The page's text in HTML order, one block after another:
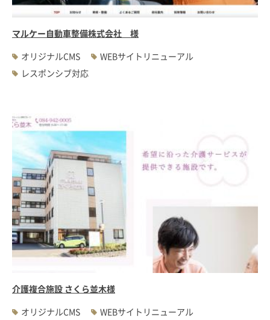
#JIS X 8341-3規格
#業務ツール #PHP
#MySQL
#採用・求人
#学校・教育・スクール
#病院・クリニック・医療
#集客サポート #広告運用
マルケー自動車整備株式会社 様
オリジナルCMS
WEBサイトリニューアル
レスポンシブ対応
介護複合施設 さくら並木様
オリジナルCMS
WEBサイトリニューアル